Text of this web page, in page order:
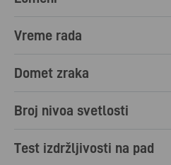
Vreme rada
Domet zraka
Broj nivoa svetlosti
Test izdržljivosti na pad